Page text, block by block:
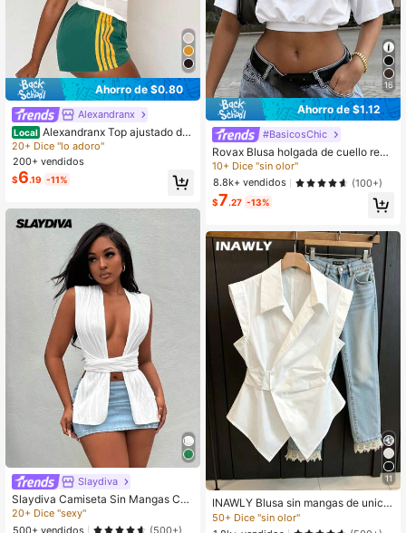
Ahorro de $0.80
Alexandranx
Local Alexandranx Top ajustado de
malla blanca, casual, para vacacion
es, playa de Ibiza, festivales, salida
s nocturnas, Halloween, otoño
20+ Dice "lo adoro"
200+ vendidos
$6.19 -11%
Slaydiva
Slaydiva Camiseta Sin Mangas Cor
ta Con Cintura Anudada En La Part
e Delantera Y Trasera Para Mujer
20+ Dice "sexy"
500+ vendidos
(500+)
16
Ahorro de $1.12
#BasicosChic
Rovax Blusa holgada de cuello redo
ndo, hombros caídos y manga corta
10+ Dice "sin olor"
8.8k+ vendidos
(100+)
$7.27 -13%
11
INAWLY Blusa sin mangas de unicol
or casual para mujer, para el verano
50+ Dice "sin olor"